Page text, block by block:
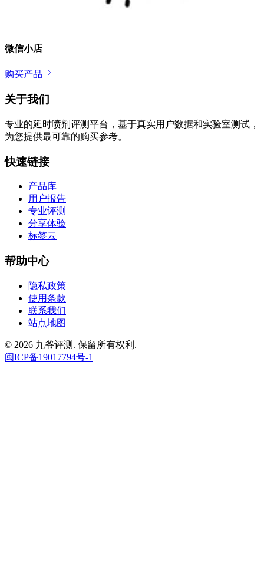
微信小店
购买产品
关于我们
专业的延时喷剂评测平台，基于真实用户数据和实验室测试，
为您提供最可靠的购买参考。
快速链接
产品库
用户报告
专业评测
分享体验
标签云
帮助中心
隐私政策
使用条款
联系我们
站点地图
© 2026 九爷评测. 保留所有权利.
闽ICP备19017794号-1